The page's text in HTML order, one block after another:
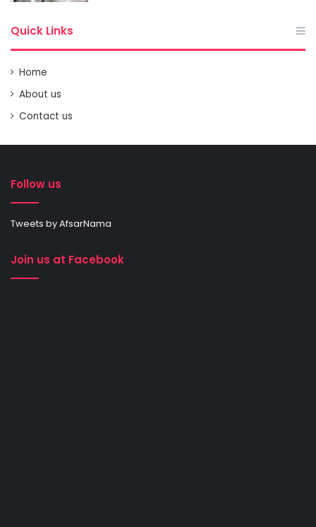
Quick Links
Home
About us
Contact us
Follow us
Tweets by AfsarNama
Join us at Facebook